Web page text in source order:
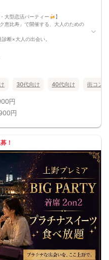
けるように、お店と打ち合わせを
ります♪
合わせを重ね、こだわりのフード
！
り種ドリンクもご用意♪
大型恋活パーティー🍻】
恵比寿」で開催する、大人のための
断×大人の出会い。
おしゃれで開放感のある会場で、
名規模の出会いをお楽しみいただ
手をシャッフル。自分から声をか
などの美容グッズをプレゼント。
ならではの特別企画です。
イプ
などをきっかけに、初対面でも自
30代向け 40代向け 街コン
円
円
！